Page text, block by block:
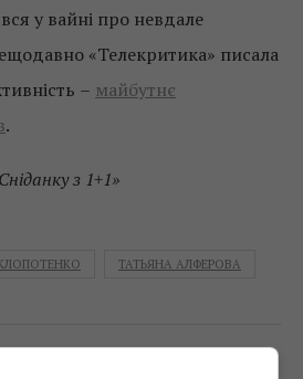
у вайні про невдале
«Телекритика» писала
– майбутнє
.
з 1+1»
ТАТЬЯНА АЛФЕРОВА